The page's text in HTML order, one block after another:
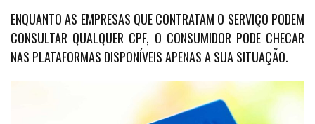
ENQUANTO AS EMPRESAS QUE CONTRATAM O SERVIÇO PODEM
CONSULTAR QUALQUER CPF, O CONSUMIDOR PODE CHECAR
NAS PLATAFORMAS DISPONÍVEIS APENAS A SUA SITUAÇÃO.